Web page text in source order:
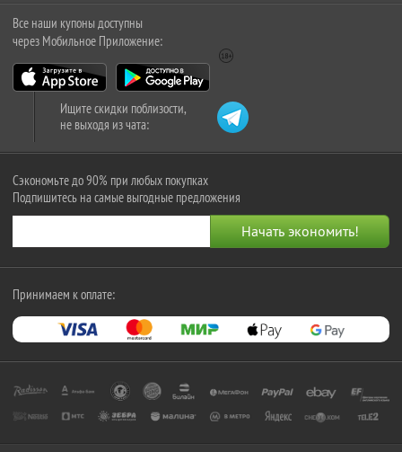
Все наши купоны доступны
через Мобильное Приложение:
Ищите скидки поблизости,
не выходя из чата:
Сэкономьте до 90% при любых покупках
Подпишитесь на самые выгодные предложения
Принимаем к оплате: